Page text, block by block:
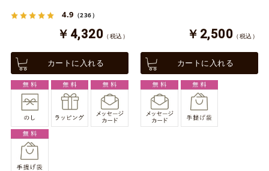
4.9 （236）
￥4,320 （税込）
カートに入れる
￥2,500 （税込）
カートに入れる